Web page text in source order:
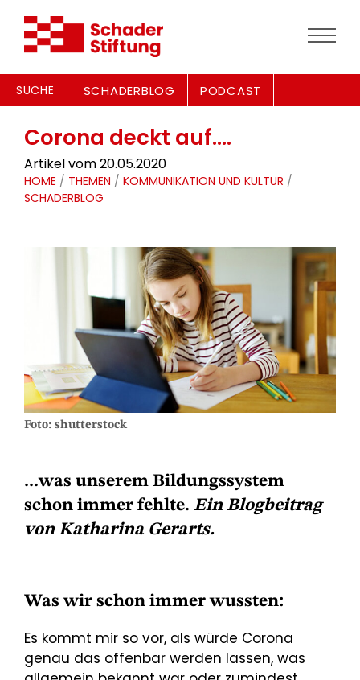
SUCHE SCHADERBLOG PODCAST
Corona deckt auf….
Artikel vom 20.05.2020
HOME / THEMEN / KOMMUNIKATION UND KULTUR /
SCHADERBLOG
Foto: shutterstock
...was unserem Bildungssystem
schon immer fehlte. Ein Blogbeitrag
von Katharina Gerarts.
Was wir schon immer wussten:
Es kommt mir so vor, als würde Corona
genau das offenbar werden lassen, was